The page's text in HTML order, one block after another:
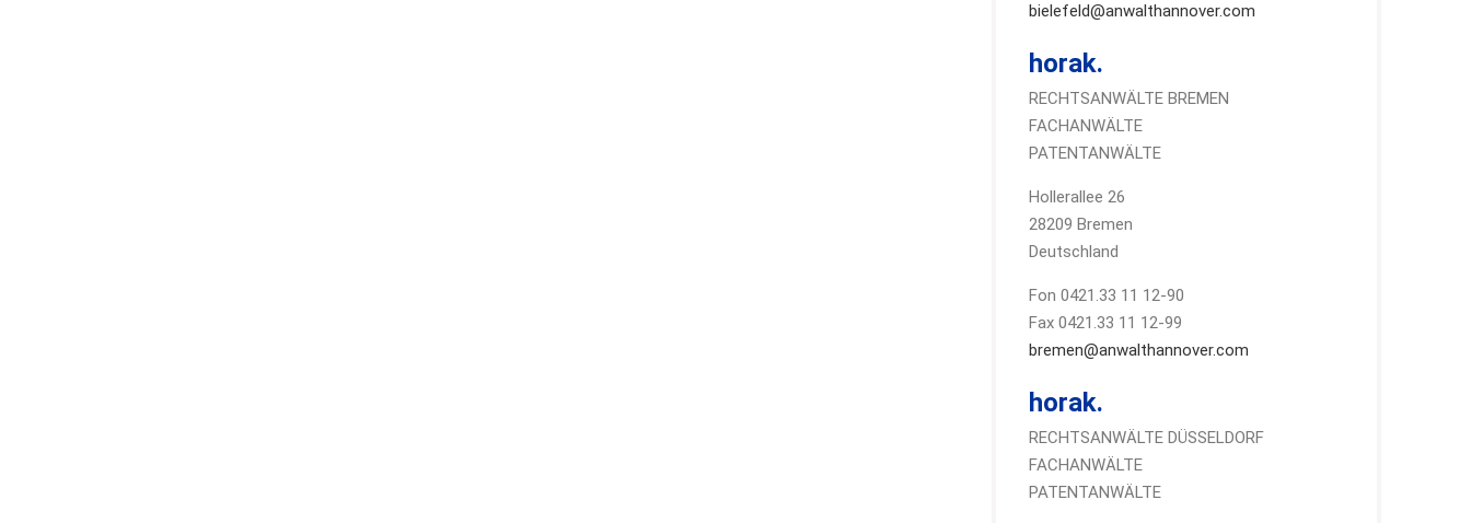
bielefeld@anwalthannover.com
horak.
RECHTSANWÄLTE BREMEN
FACHANWÄLTE
PATENTANWÄLTE
Hollerallee 26
28209 Bremen
Deutschland
Fon 0421.33 11 12-90
Fax 0421.33 11 12-99
bremen@anwalthannover.com
horak.
RECHTSANWÄLTE DÜSSELDORF
FACHANWÄLTE
PATENTANWÄLTE